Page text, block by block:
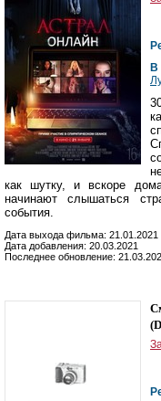
В
как шутку, и вскоре
начинают слышаться
события.
Дата выхода фильма: 21.01.2021
Дата добавления: 20.03.2021
Последнее обновление:
(